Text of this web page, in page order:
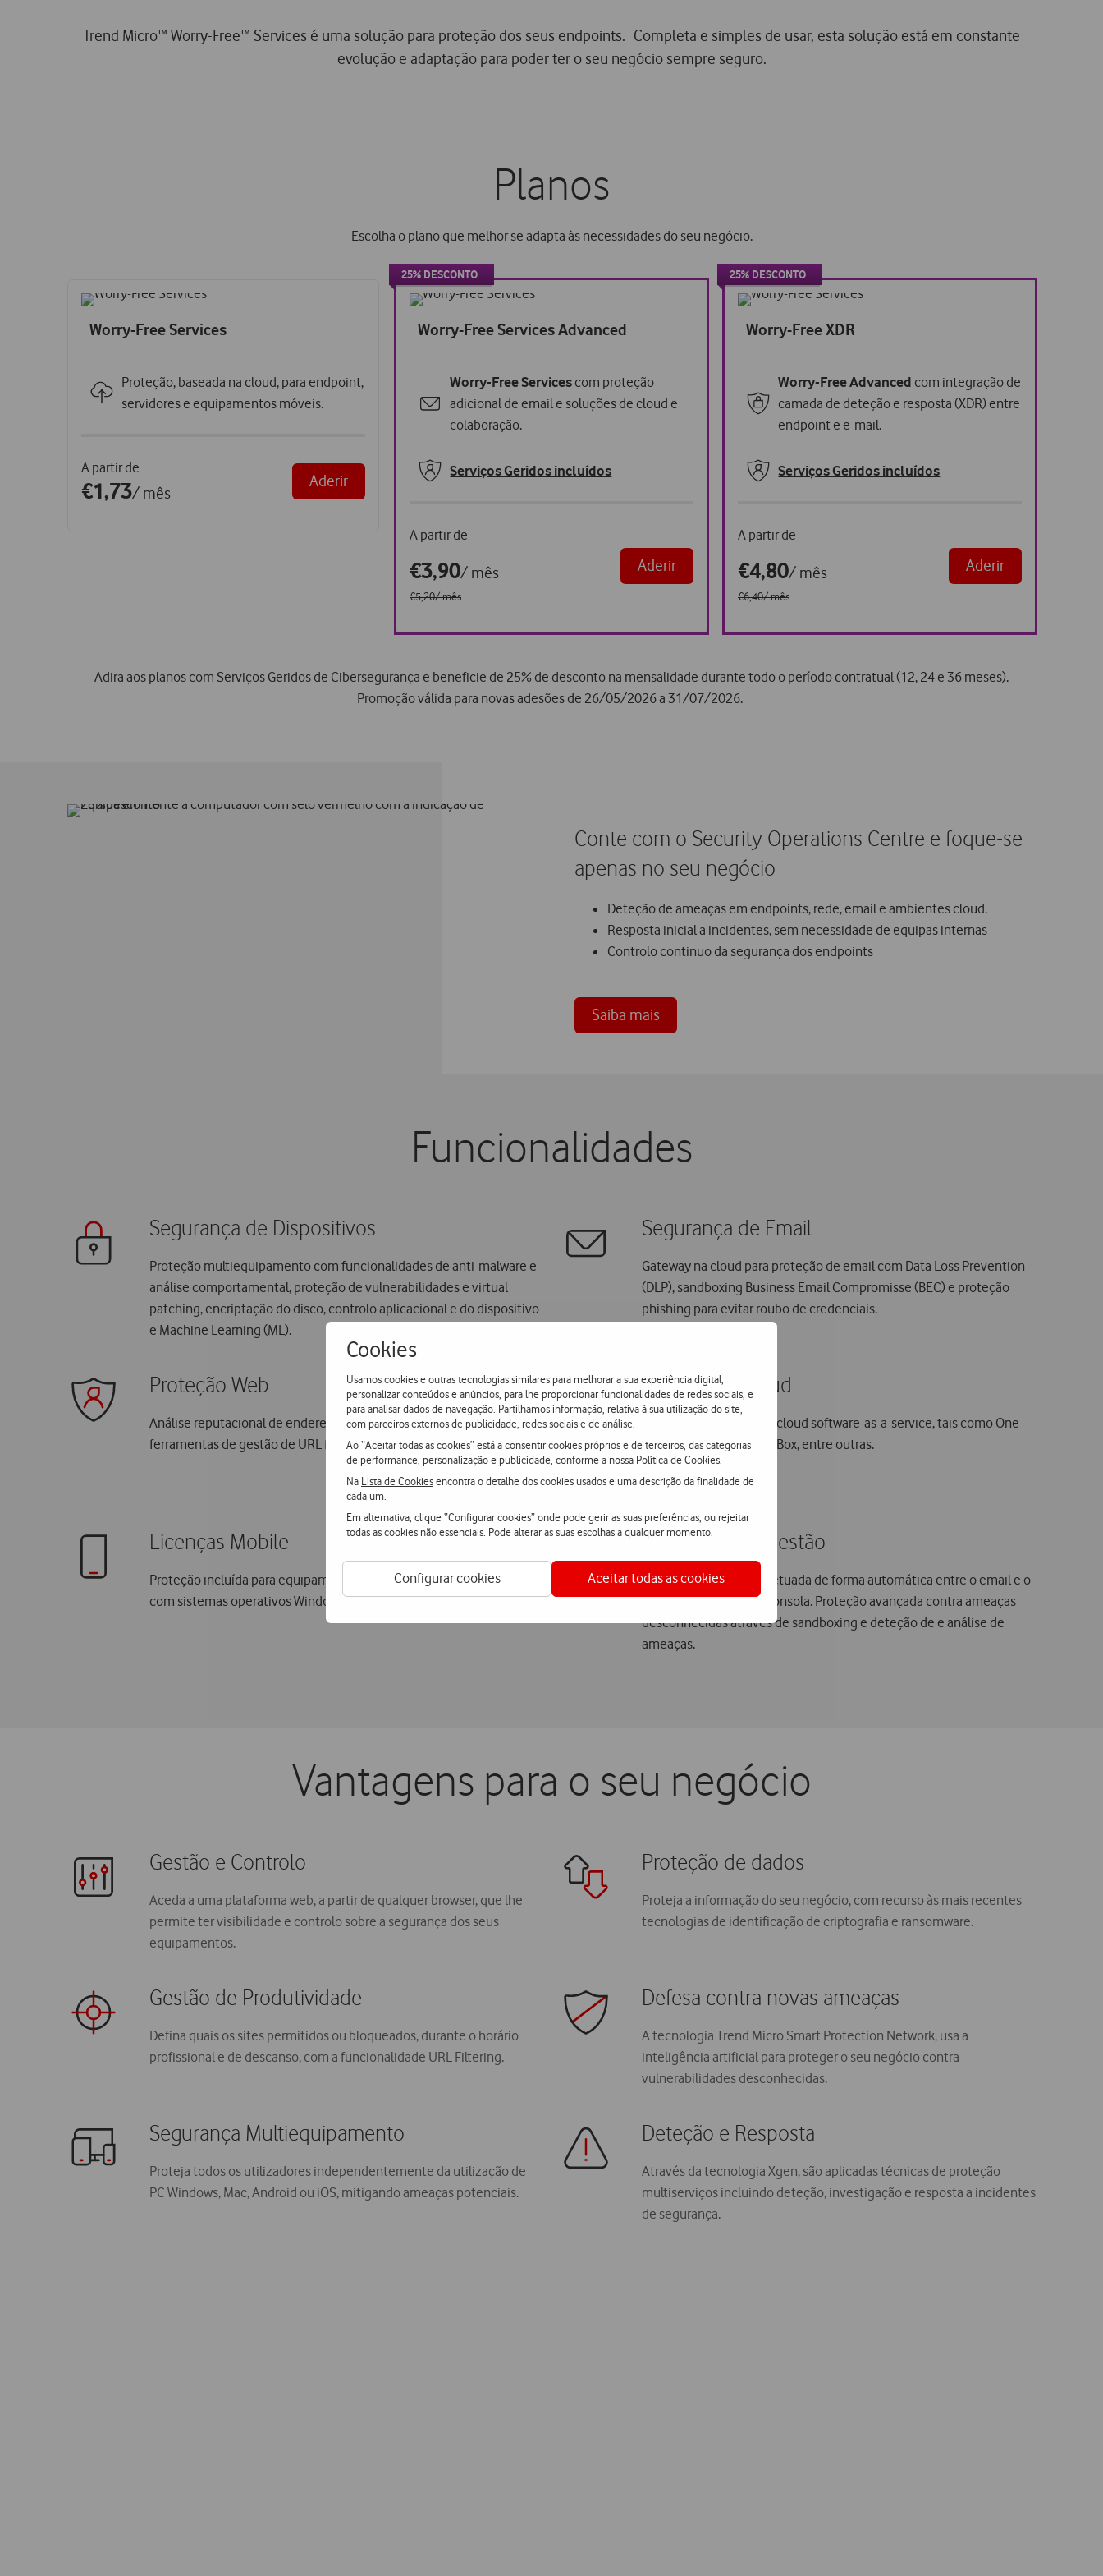
Cookies
Usamos cookies e outras tecnologias similares para melhorar a sua experiência digital,
personalizar conteúdos e anúncios, para lhe proporcionar funcionalidades de redes sociais, e
para analisar dados de navegação. Partilhamos informação, relativa à sua utilização do site,
com parceiros externos de publicidade, redes sociais e de análise.
Ao “Aceitar todas as cookies” está a consentir cookies próprios e de terceiros, das categorias
de performance, personalização e publicidade, conforme a nossa Política de Cookies
Na Lista de Cookiesencontra o detalhe dos cookies usados e uma descrição da finalidade de
cada um.
Em alternativa, clique “Configurar cookies” onde pode gerir as suas preferências, ou rejeitar
todas as cookies não essenciais. Pode alterar as suas escolhas a qualquer momento.
Configurar cookies Aceitar todas as cookies
Trend Micro™ Worry-Free™ Services é uma solução para proteção dos seus endpoints. Completa e simples de usar, esta solução está em constante
evolução e adaptação para poder ter o seu negócio sempre seguro.
Planos
Escolha o plano que melhor se adapta às necessidades do seu negócio.
Worry-Free Services
Proteção, baseada na cloud, para endpoint,
servidores e equipamentos móveis.
A partir de
€1,73/ mês
Aderir
25%
desconto
25% DESCONTO
Worry-Free Services Advanced
Worry-Free Services com proteção
adicional de email e soluções de cloud e
colaboração.
Serviços Geridos incluídos
A partir de
€3,90/ mês
€5,20/ mês
Aderir
25%
desconto
25% DESCONTO
Worry-Free XDR
Worry-Free Advanced com integração de
camada de deteção e resposta (XDR) entre
endpoint e e-mail.
Serviços Geridos incluídos
A partir de
€4,80/ mês
€6,40/ mês
Aderir
Adira aos planos com Serviços Geridos de Cibersegurança e beneficie de 25% de desconto na mensalidade durante todo o período contratual (12, 24 e 36 meses).
Promoção válida para novas adesões de 26/05/2026 a 31/07/2026.
Conte com o Security Operations Centre e foque-se
apenas no seu negócio
Deteção de ameaças em endpoints, rede, email e ambientes cloud.
Resposta inicial a incidentes, sem necessidade de equipas internas
Controlo continuo da segurança dos endpoints
Saiba mais
Funcionalidades
Segurança de Dispositivos
Proteção multiequipamento com funcionalidades de anti-malware e
análise comportamental, proteção de vulnerabilidades e virtual
patching, encriptação do disco, controlo aplicacional e do dispositivo
e Machine Learning (ML).
Segurança de Email
Gateway na cloud para proteção de email com Data Loss Prevention
(DLP), sandboxing Business Email Compromisse (BEC) e proteção
phishing para evitar roubo de credenciais.
Proteção Web
Análise reputacional de endereços Web e disponibilização de
ferramentas de gestão de URL filtering.
Aplicações Cloud
Proteção de aplicações cloud software-as-a-service, tais como One
Drive, G-Suite, Dropbox, Box, entre outras.
Licenças Mobile
Proteção incluída para equipamentos móveis, tablet e telemóveis,
com sistemas operativos Windows, Android e IOS.
Dashboard de gestão
Correlação de dados efetuada de forma automática entre o email e o
endpoint numa única consola. Proteção avançada contra ameaças
desconhecidas através de sandboxing e deteção de e análise de
ameaças.
Vantagens para o seu negócio
Gestão e Controlo
Aceda a uma plataforma web, a partir de qualquer browser, que lhe
permite ter visibilidade e controlo sobre a segurança dos seus
equipamentos.
Proteção de dados
Proteja a informação do seu negócio, com recurso às mais recentes
tecnologias de identificação de criptografia e ransomware.
Gestão de Produtividade
Defina quais os sites permitidos ou bloqueados, durante o horário
profissional e de descanso, com a funcionalidade URL Filtering.
Defesa contra novas ameaças
A tecnologia Trend Micro Smart Protection Network, usa a
inteligência artificial para proteger o seu negócio contra
vulnerabilidades desconhecidas.
Segurança Multiequipamento
Proteja todos os utilizadores independentemente da utilização de
PC Windows, Mac, Android ou iOS, mitigando ameaças potenciais.
Deteção e Resposta
Através da tecnologia Xgen, são aplicadas técnicas de proteção
multiserviços incluindo deteção, investigação e resposta a incidentes
de segurança.